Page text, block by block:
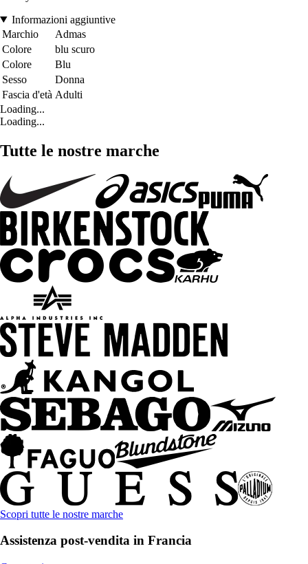
Informazioni aggiuntive
Marchio
Admas
Colore
blu scuro
Colore
Blu
Sesso
Donna
Fascia d'età Adulti
Loading...
Loading...
Tutte le nostre marche
Scopri tutte le nostre marche
Assistenza post-vendita in Francia